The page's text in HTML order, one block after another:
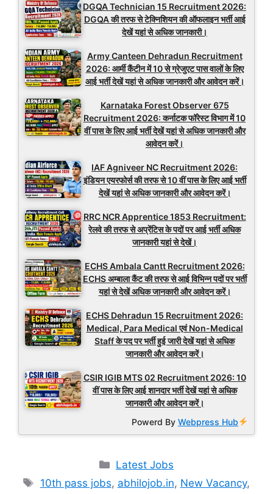
DGQA Technician 15 Recruitment 2026:
DGQA की तरफ से टेक्निशियन की ऑफलाइन भर्ती आई
देखें यहां से अधिक जानकारी।
Army Canteen Dehradun Recruitment
2026: आर्मी कैंटीन में 10 से ग्रेजुएट पास वालों के लिए
आई भर्ती देखें यहां से अधिक जानकारी और आवेदन करें।
Karnataka Forest Observer 675
Recruitment 2026: कर्नाटक फॉरेस्ट विभाग में 10
वीं पास के लिए आई भर्ती देखें यहां से अधिक जानकारी और
आवेदन करें।
IAF Agniveer NC Recruitment 2026:
इंडियन एयरफोर्स की तरफ से 10 वीं पास के लिए आई भर्ती
देखें यहां से अधिक जानकारी और आवेदन करें।
RRC NCR Apprentice 1853 Recruitment:
रेलवे की तरफ से अप्रेंटिस के पदों पर आई भर्ती अधिक
जानकारी यहां से देखें।
ECHS Ambala Cantt Recruitment 2026:
ECHS अम्बाला कैंट की तरफ से आई विभिन्न पदों पर भर्ती
यहां से देखें अधिक जानकारी और आवेदन करें।
ECHS Dehradun 15 Recruitment 2026:
Medical, Para Medical एवं Non-Medical
Staff के पद पर भर्ती हुई जारी देखें यहां से अधिक
जानकारी और आवेदन करें।
CSIR IGIB MTS 02 Recruitment 2026: 10
वीं पास के लिए आई शानदार भर्ती देखें यहां से अधिक
जानकारी और आवेदन करें।
Powerd ByWebpress Hub
Categories
Latest Jobs
Tags
10th pass jobs, abhilojob.in, New Vacancy,